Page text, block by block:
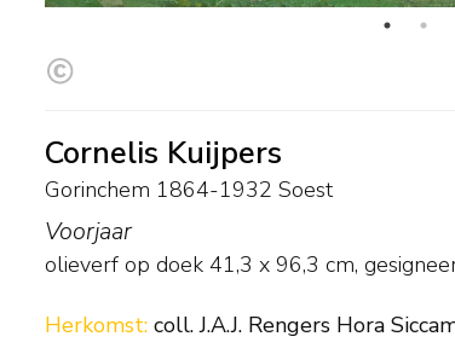
Cornelis Kuijpers
Gorinchem 1864-1932 Soest
Voorjaar
olieverf op doek 41,3 x 96,3 cm,
Herkomst: coll. J.A.J. Rengers Hora